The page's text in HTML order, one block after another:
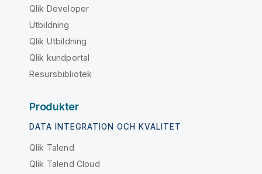
Qlik Developer
Utbildning
Qlik Utbildning
Qlik kundportal
Resursbibliotek
Produkter
DATA INTEGRATION OCH KVALITET
Qlik Talend
Qlik Talend Cloud